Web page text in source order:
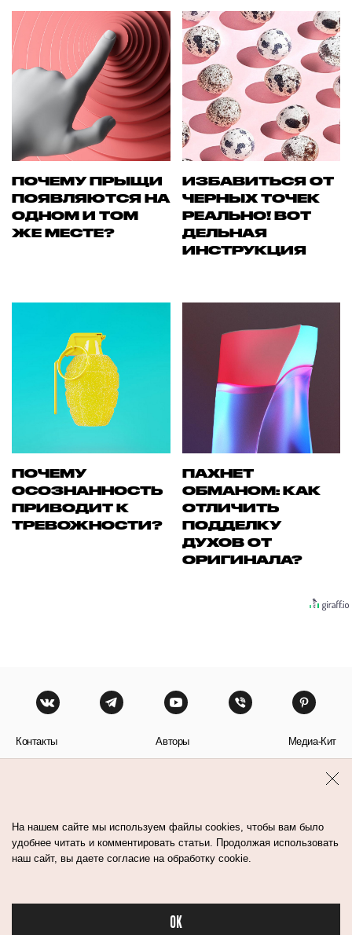
ПОЧЕМУ ПРЫЩИ
ПОЯВЛЯЮТСЯ НА
ОДНОМ И ТОМ
ЖЕ МЕСТЕ?
ИЗБАВИТЬСЯ ОТ
ЧЕРНЫХ ТОЧЕК
РЕАЛЬНО! ВОТ
ДЕЛЬНАЯ
ИНСТРУКЦИЯ
ПОЧЕМУ
ОСОЗНАННОСТЬ
ПРИВОДИТ К
ТРЕВОЖНОСТИ?
ПАХНЕТ
ОБМАНОМ: КАК
ОТЛИЧИТЬ
ПОДДЕЛКУ
ДУХОВ ОТ
ОРИГИНАЛА?
Контакты Авторы Медиа-Кит
На нашем сайте мы используем файлы cookies, чтобы вам было
удобнее читать и комментировать статьи. Продолжая использовать
наш сайт, вы даете согласие на обработку cookie.
OK